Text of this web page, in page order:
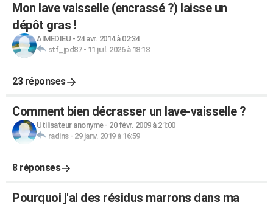
Mon lave vaisselle (encrassé ?) laisse un
dépôt gras !
AIMEDIEU - 24 avr. 2014 à 02:34
stf_jpd87- 11 juil. 2026 à 18:18
23 réponses
Comment bien décrasser un lave-vaisselle ?
Utilisateur anonyme- 20 févr. 2009 à 21:00
radins- 29 janv. 2019 à 16:59
8 réponses
Pourquoi j'ai des résidus marrons dans ma